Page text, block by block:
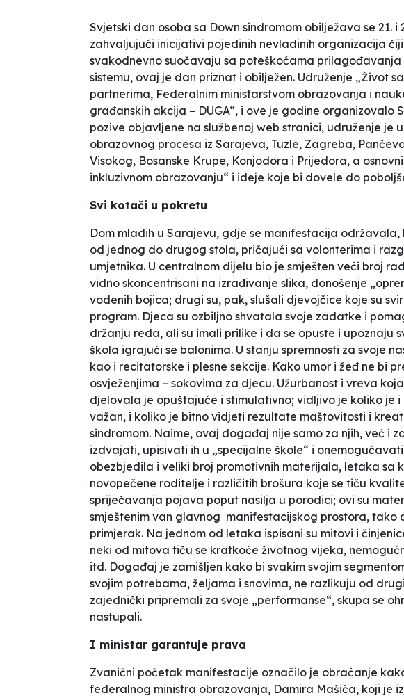
Svjetski dan osoba sa Down sindromom obilježava se 21. i
zahvaljujući inicijativi pojedinih nevladinih organizacija
svakodnevno suočavaju sa poteškoćama
sistemu, ovaj je dan priznat i obilježen. Udruženje „Život
partnerima, Federalnim ministarstvom obrazovanja i
građanskih akcija – DUGA“, i ove je godine organizovalo
pozive objavljene na službenoj web stranici, udruženje je
obrazovnog procesa iz Sarajeva, Tuzle, Zagreba,
Visokog, Bosanske Krupe, Konjodora i Prijedora, a
inkluzivnom obrazovanju“ i ideje koje bi dovele do
Svi kotači u pokretu
Dom mladih u Sarajevu, gdje se manifestacija
od jednog do drugog stola, pričajući sa volonterima i
umjetnika. U centralnom dijelu bio je smješten veći broj
vidno skoncentrisani na izrađivanje slika, donošenje
vodenih bojica; drugi su, pak, slušali djevojčice koje su
program. Djeca su ozbiljno shvatala svoje zadatke i
držanju reda, ali su imali prilike i da se opuste i upoznaju
škola igrajući se balonima. U stanju spremnosti za svoje
kao i recitatorske i plesne sekcije. Kako umor i žeđ ne bi
osvježenjima – sokovima za djecu. Užurbanost i vreva
djelovala je opuštajuće i stimulativno; vidljivo je koliko je
važan, i koliko je bitno vidjeti rezultate maštovitosti i
sindromom. Naime, ovaj događaj nije samo za njih, već i
izdvajati, upisivati ih u „specijalne škole“ i
obezbjedila i veliki broj promotivnih materijala, letaka sa
novopečene roditelje i različitih brošura koje se tiču
spriječavanja pojava poput nasilja u porodici; ovi su
smještenim van glavnog manifestacijskog prostora, tako
primjerak. Na jednom od letaka ispisani su mitovi i
neki od mitova tiču se kratkoće životnog vijeka,
itd. Događaj je zamišljen kako bi svakim svojim
svojim potrebama, željama i snovima, ne razlikuju od
zajednički pripremali za svoje „performanse“, skupa se
nastupali.
I ministar garantuje prava
Zvanični početak manifestacije označilo je obraćanje
federalnog ministra obrazovanja, Damira Mašića, koji je